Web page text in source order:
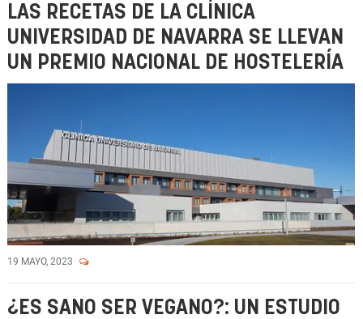
LAS RECETAS DE LA CLÍNICA
UNIVERSIDAD DE NAVARRA SE LLEVAN
UN PREMIO NACIONAL DE HOSTELERÍA
19 MAYO, 2023
¿ES SANO SER VEGANO?: UN ESTUDIO